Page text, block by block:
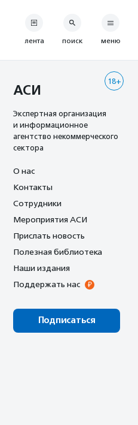
лента поиск меню
18+
АСИ
Экспертная организация
и информационное
агентство некоммерческого
сектора
О нас
Контакты
Сотрудники
Мероприятия АСИ
Прислать новость
Полезная библиотека
Наши издания
Поддержать нас
Подписаться